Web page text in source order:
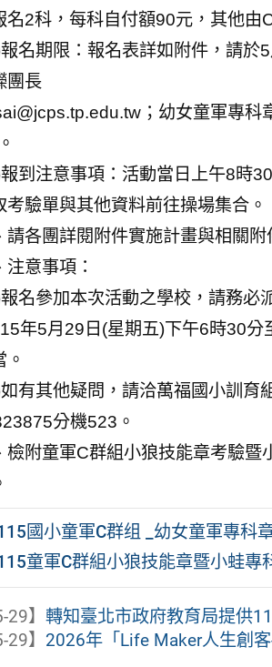
名2科，每科自付額90元，其他由
名期限：報名表詳如附件，請於
團長
；幼女童軍專科
到注意事項：活動當日上午8時
考驗單與其他資料前往操場集合。
請各團詳閱附件實施計畫與相關附
注意事項：
名參加本次活動之學校，請務必
年5月29日(星期五)下午6時30
。
有其他疑問，請洽萬福國小訓
分機523。
檢附童軍C群組小狼技能章考驗
國小童軍C群组 _幼女童軍專科
童軍C群組小狼技能章暨小蛙專
29】轉知臺北市政府教育局提供
29】 2026年「Life Maker人生創客